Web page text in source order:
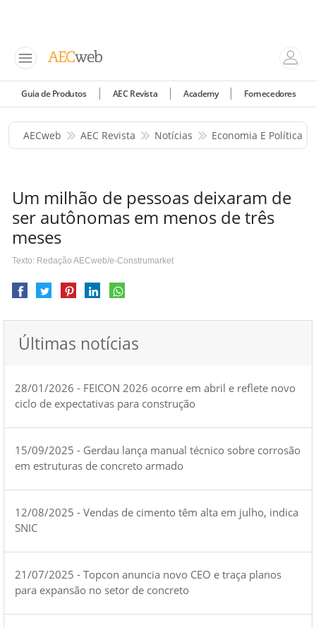
Guia de Produtos AEC Revista Academy Fornecedores
AECweb AEC Revista Notícias Economia E Política
Um milhão de pessoas deixaram de
ser autônomas em menos de três
meses
Texto: Redação AECweb/e-Construmarket
Últimas notícias
28/01/2026 - FEICON 2026 ocorre em abril e reflete novo
ciclo de expectativas para construção
15/09/2025 - Gerdau lança manual técnico sobre corrosão
em estruturas de concreto armado
12/08/2025 - Vendas de cimento têm alta em julho, indica
SNIC
21/07/2025 - Topcon anuncia novo CEO e traça planos
para expansão no setor de concreto